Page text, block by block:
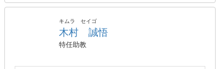
キムラ セイゴ
木村 誠悟
特任助教